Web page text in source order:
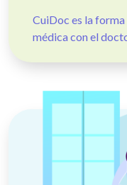
CuiDoc es la
médica con el